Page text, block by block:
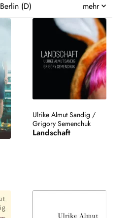
Berlin (D) mehr
Ulrike Almut Sandig /
Grigory Semenchuk
Landschaft